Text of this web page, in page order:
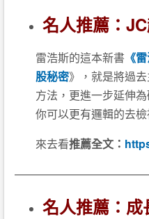
名人推薦：
雷浩斯的這本新書 《
股秘密》，就是將過
方法，更進一步延伸
你可以更有邏輯的去
來去看推薦全文：
名人推薦：